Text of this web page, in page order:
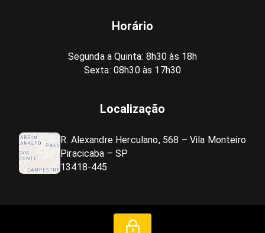
Horário
Segunda a Quinta: 8h30 às 18h
Sexta: 08h30 às 17h30
Localização
R. Alexandre Herculano, 568 – Vila Monteiro
Piracicaba – SP
13418-445